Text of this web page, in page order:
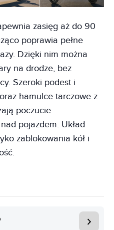
zasięg aż do 90
poprawia pełne
Dzięki nim można
na drodze, bez
Szeroki podest i
hamulce tarczowe z
poczucie
pojazdem. Układ
zablokowania kół i